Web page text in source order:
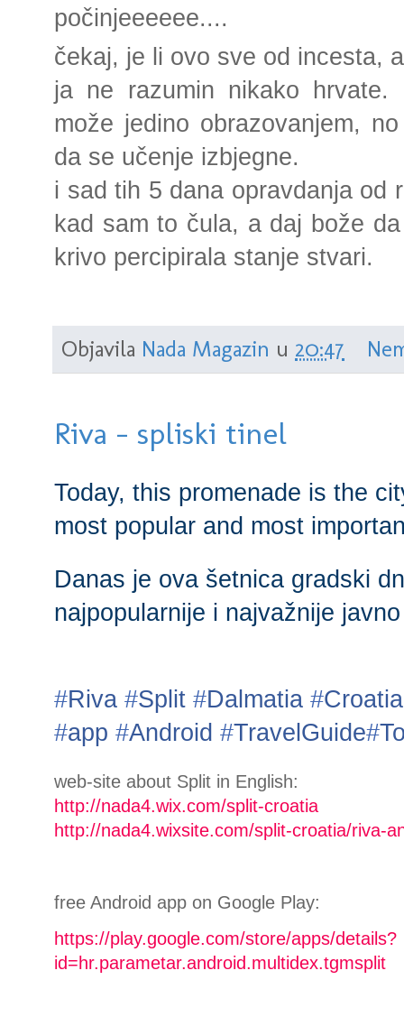
počinjeeeeee....
čekaj, je li ovo sve od incesta,
ja ne razumin nikako
može jedino obrazovanjem,
da se učenje izbjegne.
i sad tih 5 dana opravdanja od
kad sam to čula, a daj bože
krivo percipirala stanje stvari.
Objavila Nada Magazin u 20:47
Riva - spliski tinel
Today, this promenade is the
most popular and most
Danas je ova šetnica gradski
najpopularnije i najvažnije
#Riva #Split #Dalmatia #Croatia
#app #Android #TravelGuide#
web-site about Split in English:
http://nada4.wix.com/split-croatia
http://nada4.wixsite.com/split-croatia/riva-
free Android app on Google Play:
https://play.google.com/store/apps/details?
id=hr.parametar.android.multidex.tgmsplit